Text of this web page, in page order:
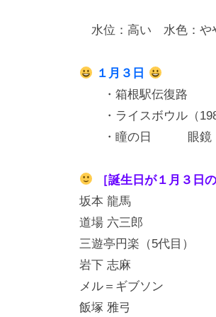
水位：高い 水色：や
１月３日
・箱根駅伝復路
・ライスボウル（
・瞳の日 眼鏡・コ
［誕生日が１月３日
坂本 龍馬 【幕
道場 六三郎 【
三遊亭円楽（5代目
岩下 志麻 【
メル＝ギブソ
飯塚 雅弓 【